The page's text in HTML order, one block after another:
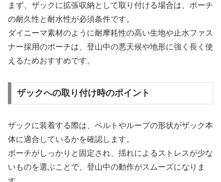
まず、ザックに拡張収納として取り付ける場合は、ポーチ
の耐久性と耐水性が必須条件です。
ダイニーマ素材のように耐摩耗性の高い生地や止水ファス
ナー採用のポーチは、登山中の悪天候や地形に強く長く使
えるためおすすめです。
ザックへの取り付け時のポイント
ザックに装着する際は、ベルトやループの形状がザック本
体に適合しているかを確認します。
ポーチがしっかりと固定され、揺れによるストレスが少な
いものを選ぶことで、登山中の動作がスムーズになりま